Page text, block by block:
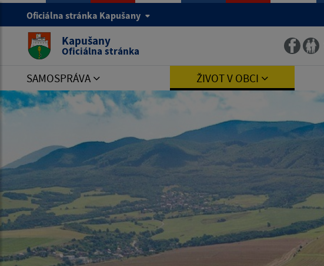
Oficiálna stránka Kapušany
Kapušany
Oficiálna stránka
SAMOSPRÁVA ŽIVOT V OBCI